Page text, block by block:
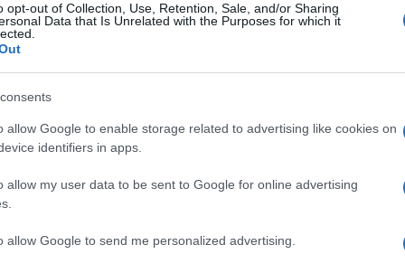
opt-out of Collection, Use, Retention, Sale, and/or Sharing
Data that Is Unrelated with the Purposes for which it
allow Google to enable storage related to advertising like cookies on
identifiers in apps.
allow my user data to be sent to Google for online advertising
allow Google to send me personalized advertising.
Οι